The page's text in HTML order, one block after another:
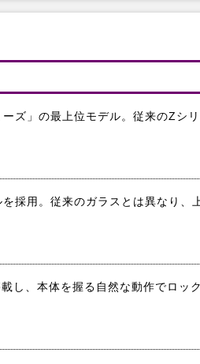
ズ」の最上位モデル。従来のZシ
採用。従来のガラスとは異なり、
し、本体を握る自然な動作でロッ